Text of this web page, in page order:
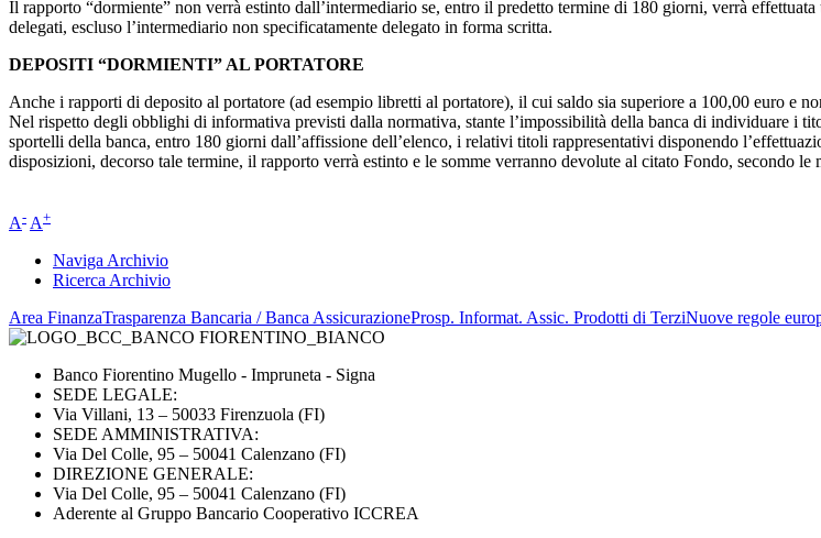
Il rapporto “dormiente” non verrà estinto dall’intermediario se, entro il predetto termine di 180 giorni, verrà
delegati, escluso l’intermediario non specificatamente delegato in forma scritta.
DEPOSITI “DORMIENTI” AL PORTATORE
Anche i rapporti di deposito al portatore (ad esempio libretti al portatore), il cui saldo sia superiore a 100,00 euro e
Nel rispetto degli obblighi di informativa previsti dalla normativa, stante l’impossibilità della banca di individuare i
sportelli della banca, entro 180 giorni dall’affissione dell’elenco, i relativi titoli rappresentativi disponendo
disposizioni, decorso tale termine, il rapporto verrà estinto e le somme verranno devolute al citato Fondo, secondo le
A- A+
Naviga Archivio
Ricerca Archivio
Area FinanzaTrasparenza Bancaria / Banca AssicurazioneProsp. Informat. Assic. Prodotti di TerziNuove regole
Banco Fiorentino Mugello - Impruneta - Signa
SEDE LEGALE:
Via Villani, 13 – 50033 Firenzuola (FI)
SEDE AMMINISTRATIVA:
Via Del Colle, 95 – 50041 Calenzano (FI)
DIREZIONE GENERALE:
Via Del Colle, 95 – 50041 Calenzano (FI)
Aderente al Gruppo Bancario Cooperativo ICCREA